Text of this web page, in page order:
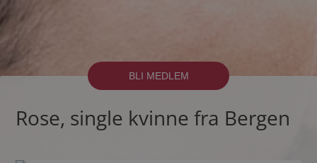
BLI MEDLEM
Rose, single kvinne fra Bergen